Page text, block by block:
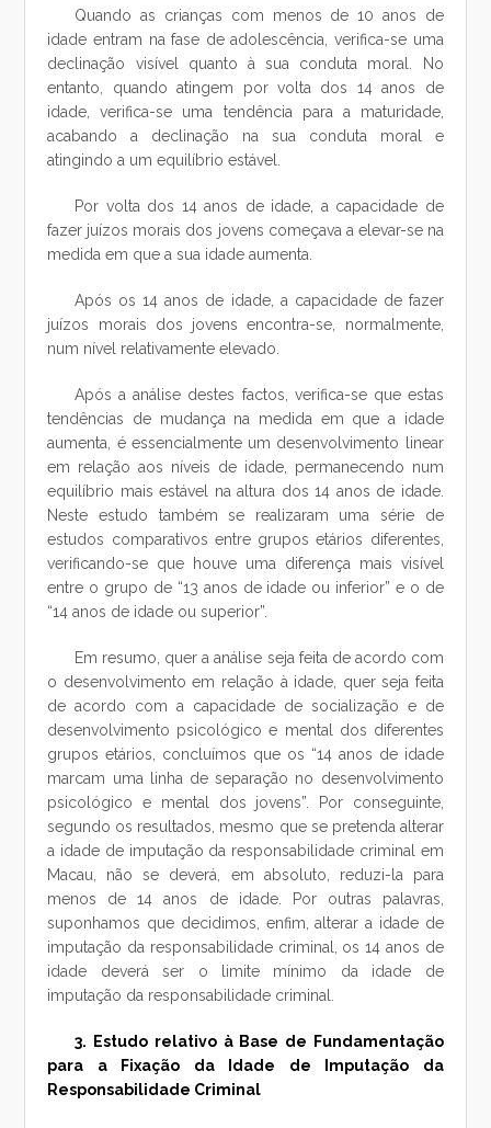
Quando as crianças com menos de 10 anos de
idade entram na fase de adolescência, verifica-se uma
declinação visível quanto à sua conduta moral. No
entanto, quando atingem por volta dos 14 anos de
idade, verifica-se uma tendência para a maturidade,
acabando a declinação na sua conduta moral e
atingindo a um equilíbrio estável.
Por volta dos 14 anos de idade, a capacidade de
fazer juízos morais dos jovens começava a elevar-se na
medida em que a sua idade aumenta.
Após os 14 anos de idade, a capacidade de fazer
juízos morais dos jovens encontra-se, normalmente,
num nível relativamente elevado.
Após a análise destes factos, verifica-se que estas
tendências de mudança na medida em que a idade
aumenta, é essencialmente um desenvolvimento linear
em relação aos níveis de idade, permanecendo num
equilíbrio mais estável na altura dos 14 anos de idade.
Neste estudo também se realizaram uma série de
estudos comparativos entre grupos etários diferentes,
verificando-se que houve uma diferença mais visível
entre o grupo de “13 anos de idade ou inferior” e o de
“14 anos de idade ou superior”.
Em resumo, quer a análise seja feita de acordo com
o desenvolvimento em relação à idade, quer seja feita
de acordo com a capacidade de socialização e de
desenvolvimento psicológico e mental dos diferentes
grupos etários, concluímos que os “14 anos de idade
marcam uma linha de separação no desenvolvimento
psicológico e mental dos jovens”. Por conseguinte,
segundo os resultados, mesmo que se pretenda alterar
a idade de imputação da responsabilidade criminal em
Macau, não se deverá, em absoluto, reduzi-la para
menos de 14 anos de idade. Por outras palavras,
suponhamos que decidimos, enfim, alterar a idade de
imputação da responsabilidade criminal, os 14 anos de
idade deverá ser o limite mínimo da idade de
imputação da responsabilidade criminal.
3.
Estudo relativo à Base de Fundamentação
para a Fixação da Idade de Imputação da
Responsabilidade Criminal